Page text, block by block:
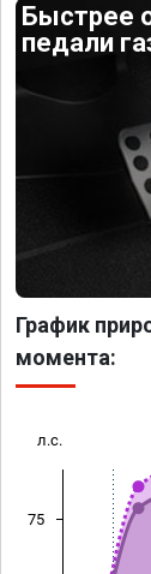
Быстрее
педали
График
момента:
л.с.
75